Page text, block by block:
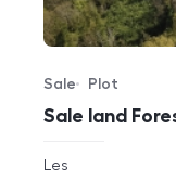
Sale land
Offer type
Sale
Property type
Plot
rozměry
Les